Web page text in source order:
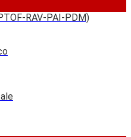
RAV-PAI-PDM)